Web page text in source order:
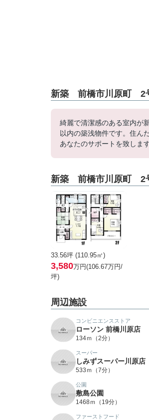
新築 前橋市川原町 2
綺麗で清潔感のある室内が
以内の築浅物件です。住ん
あなたのサポートを致しま
新築 前橋市川原町 2
33.56坪 (110.95㎡)
3,580万円(106.67万円/
坪)
周辺施設
コンビニエンスストア
ローソン 前橋川原店
134ｍ（2分）
スーパー
しみずスーパー川原店
533ｍ（7分）
公園
敷島公園
1468ｍ（19分）
ファーストフード